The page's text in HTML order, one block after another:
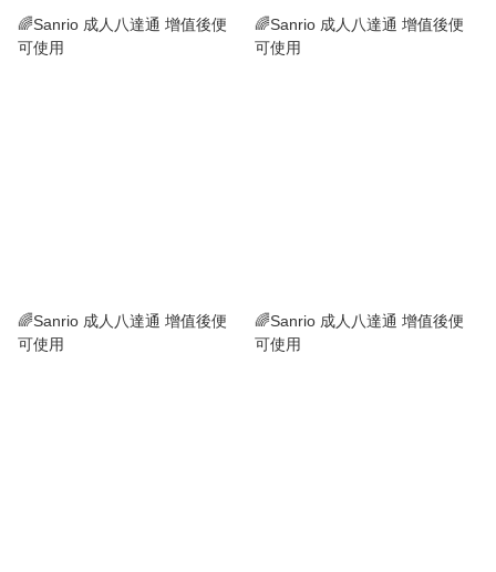
🌈Sanrio 成人八達通 增值後便
可使用
🌈Sanrio 成人八達通 增值後便
可使用
🌈Sanrio 成人八達通 增值後便
可使用
🌈Sanrio 成人八達通 增值後便
可使用